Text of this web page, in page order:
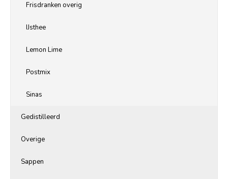
Frisdranken overig
IJsthee
Lemon Lime
Postmix
Sinas
Gedistilleerd
Overige
Sappen